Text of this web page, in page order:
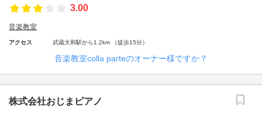
3.00
音楽教室
アクセス 武蔵大和駅から1.2km （徒歩15分）
音楽教室colla parteのオーナー様ですか？
株式会社おじまピアノ